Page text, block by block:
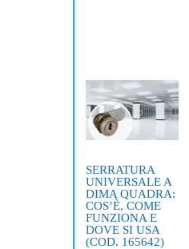
SERRATURA
UNIVERSALE A
DIMA QUADRA:
COS’È, COME
FUNZIONA E
DOVE SI USA
(COD. 165642)